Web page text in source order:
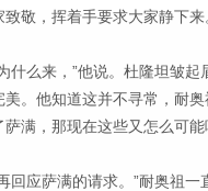
敬，挥着手要求大家静下来
什么来，”他说。杜隆坦皱
。他知道这并不寻常，耐
满，那现在这些又怎么可
回应萨满的请求。”耐奥祖